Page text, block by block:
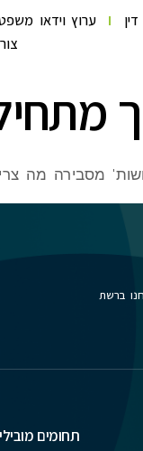
ערוץ וידאו
מה צריך לעשות
ברשת
תחומים